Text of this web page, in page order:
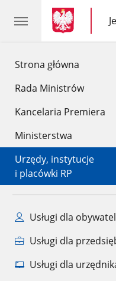
Strona główna
Rada Ministrów
Kancelaria Premiera
Ministerstwa
Urzędy, instytucje
i placówki RP
Usługi dla
Usługi dla
Usługi dla
gov.pl